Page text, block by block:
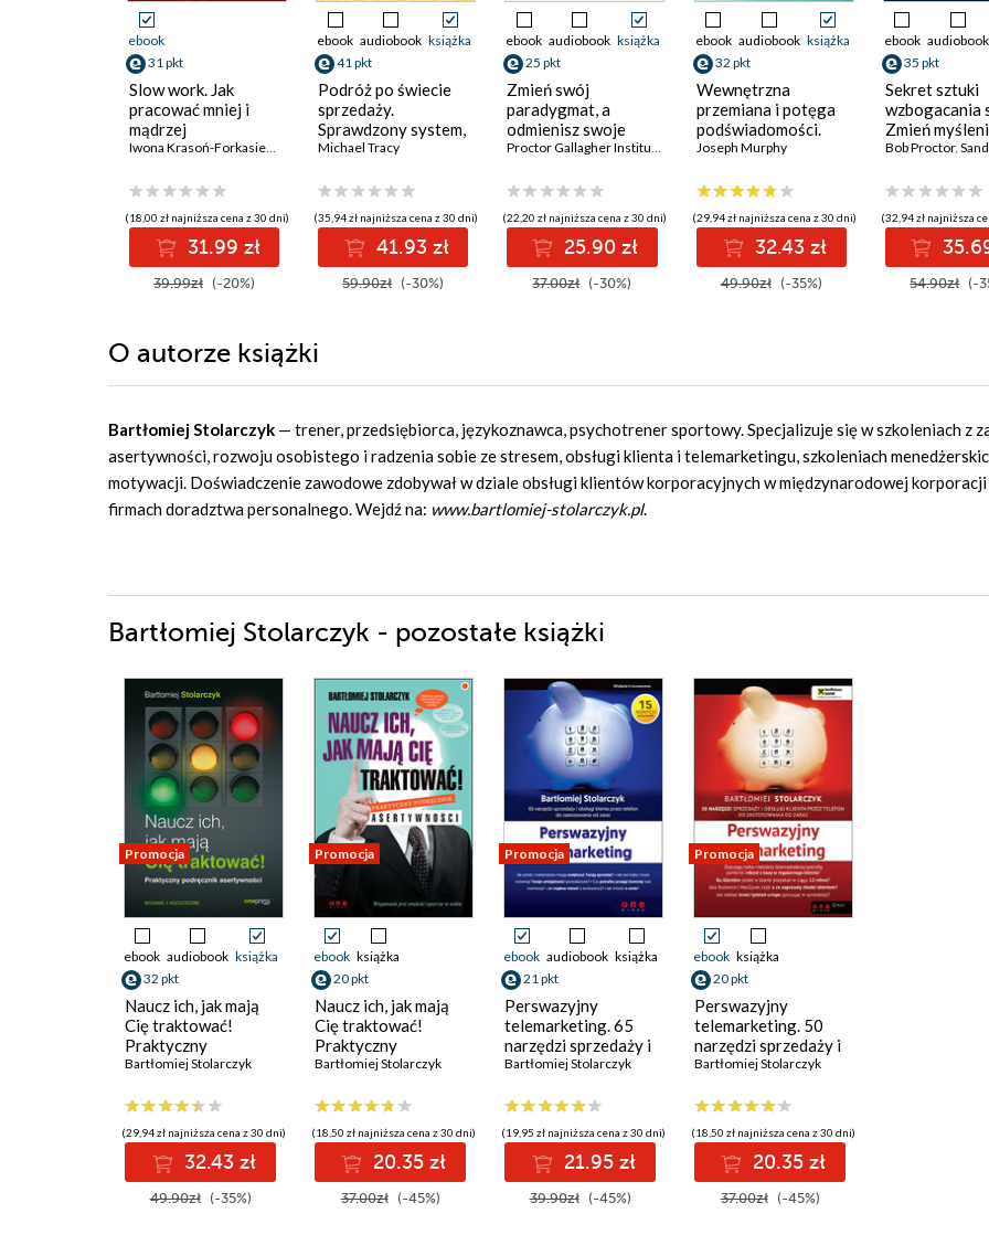
ebook
31 pkt
Slow work. Jak
pracować mniej i
mądrzej
Iwona Krasoń-Forkasiewicz
(18,00 zł najniższa cena z 30 dni)
31.99 zł
39.99zł (-20%)
ebook audiobook książka
41 pkt
Podróż po świecie
sprzedaży.
Sprawdzony system,
który zwielokrotnia
Michael Tracy
(35,94 zł najniższa cena z 30 dni)
41.93 zł
59.90zł (-30%)
ebook audiobook książka
25 pkt
Zmień swój
paradygmat, a
odmienisz swoje
życie. Dziennik
przemiany
Proctor Gallagher Institute Bob Proctor
(22,20 zł najniższa cena z 30 dni)
25.90 zł
37.00zł (-30%)
ebook audiobook książka
32 pkt
Wewnętrzna
przemiana i potęga
podświadomości.
Kreuj rzeczywistość
emocje, nawyki i
wiarę w siebie
Joseph Murphy
(29,94 zł najniższa cena z 30 dni)
32.43 zł
49.90zł (-35%)
ebook audiobook
35 pkt
Sekret sztuki
wzbogacania
Zmień
sukcesie i
życie, którego
pragniesz
Bob Proctor, Sandy
(32,94 zł najniższa
54.90zł (-
O autorze książki
Bartłomiej Stolarczyk — trener, przedsiębiorca, językoznawca, psychotrener sportowy. Specjalizuje się w szkoleniach z
asertywności, rozwoju osobistego i radzenia sobie ze stresem, obsługi klienta i telemarketingu, szkoleniach
motywacji. Doświadczenie zawodowe zdobywał w dziale obsługi klientów korporacyjnych w międzynarodowej
firmach doradztwa personalnego. Wejdź na: www.bartlomiej-stolarczyk.pl.
Bartłomiej Stolarczyk - pozostałe książki
Promocja
ebook audiobook książka
32 pkt
Naucz ich, jak mają
Cię traktować!
Praktyczny
podręcznik
Wydanie II
rozszerzone
Bartłomiej Stolarczyk
(29,94 zł najniższa cena z 30 dni)
32.43 zł
49.90zł (-35%)
Promocja
ebook książka
20 pkt
Naucz ich, jak mają
Cię traktować!
Praktyczny
podręcznik
Bartłomiej Stolarczyk
(18,50 zł najniższa cena z 30 dni)
20.35 zł
37.00zł (-45%)
Promocja
ebook audiobook książka
21 pkt
Perswazyjny
telemarketing. 65
narzędzi sprzedaży i
obsługi klienta przez
zastosowania od
zaraz. Wydanie II
rozszerzone
Bartłomiej Stolarczyk
(19,95 zł najniższa cena z 30 dni)
21.95 zł
39.90zł (-45%)
Promocja
ebook książka
20 pkt
Perswazyjny
telemarketing. 50
narzędzi sprzedaży i
obsługi klienta przez
zastosowania od
zaraz
Bartłomiej Stolarczyk
(18,50 zł najniższa cena z 30 dni)
20.35 zł
37.00zł (-45%)